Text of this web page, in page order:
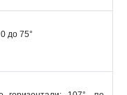
до 75°